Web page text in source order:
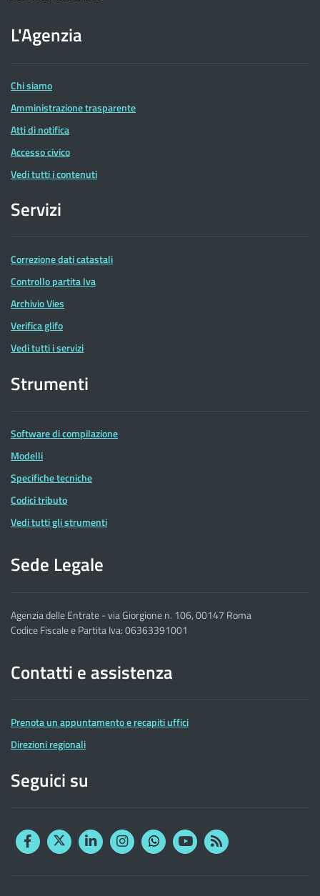
dell'Agenzia
delle
Entrate
L'Agenzia
Chi siamo
Amministrazione trasparente
Atti di notifica
Accesso civico
Vedi tutti i contenuti
Servizi
Correzione dati catastali
Controllo partita Iva
Archivio Vies
Verifica glifo
Vedi tutti i servizi
Strumenti
Software di compilazione
Modelli
Specifiche tecniche
Codici tributo
Vedi tutti gli strumenti
Sede Legale
Agenzia delle Entrate - via Giorgione n. 106, 00147 Roma
Codice Fiscale e Partita Iva: 06363391001
Contatti e assistenza
Prenota un appuntamento e recapiti uffici
Direzioni regionali
Seguici su
FacebookTwitterLinkedinInstagram
YouTubeRSS